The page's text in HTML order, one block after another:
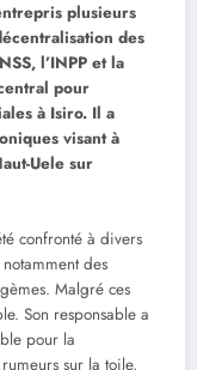
plusieurs
des
l’INPP et la
pour
à Isiro. Il a
visant à
Uele sur
confronté à divers
des
Malgré ces
Son responsable a
pour la
sur la toile,